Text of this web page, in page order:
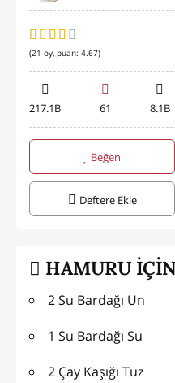
(21 oy, puan: 4.67)
217.1B 61 8.1B
Beğen
Deftere Ekle
HAMURU
2 Su Bardağı Un
1 Su Bardağı Su
2 Çay Kaşığı Tuz